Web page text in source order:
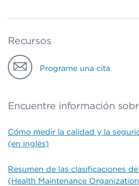
Recursos
Programe una cita
Encuentre información
Cómo medir la calidad y la
(en inglés)
Resumen de las clasificaciones
(Health Maintenance